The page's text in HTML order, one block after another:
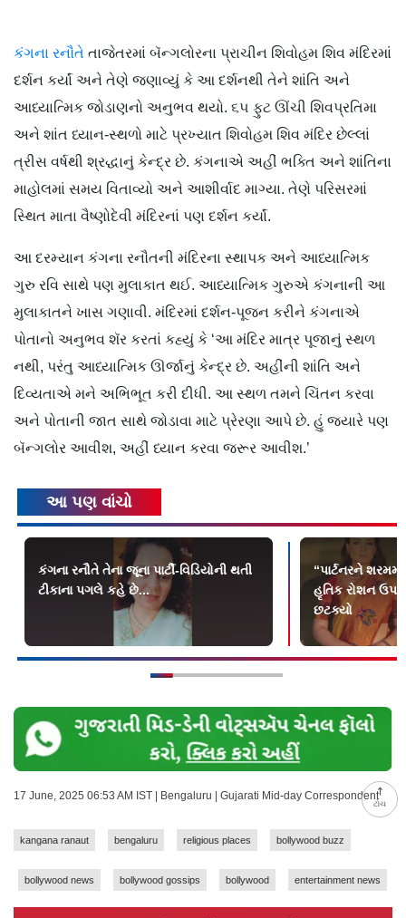
ટોચ
કંગના રનૌતે તાજેતરમાં બૅન્ગલોરના પ્રાચીન શિવોહમ શિવ મંદિરમાં
દર્શન કર્યાં અને તેણે જણાવ્યું કે આ દર્શનથી તેને શાંતિ અને
આધ્યાત્મિક જોડાણનો અનુભવ થયો. ૬૫ ફુટ ઊંચી શિવપ્રતિમા
અને શાંત ધ્યાન-સ્થળો માટે પ્રખ્યાત શિવોહમ શિવ મંદિર છેલ્લાં
ત્રીસ વર્ષથી શ્રદ્ધાનું કેન્દ્ર છે. કંગનાએ અહીં ભક્તિ અને શાંતિના
માહોલમાં સમય વિતાવ્યો અને આશીર્વાદ માગ્યા. તેણે પરિસરમાં
સ્થિત માતા વૈષ્ણોદેવી મંદિરનાં પણ દર્શન કર્યાં.
આ દરમ્યાન કંગના રનૌતની મંદિરના સ્થાપક અને આધ્યાત્મિક
ગુરુ રવિ સાથે પણ મુલાકાત થઈ. આધ્યાત્મિક ગુરુએ કંગનાની આ
મુલાકાતને ખાસ ગણાવી. મંદિરમાં દર્શન-પૂજન કરીને કંગનાએ
પોતાનો અનુભવ શૅર કરતાં કહ્યું કે ‘આ મંદિર માત્ર પૂજાનું સ્થળ
નથી, પરંતુ આધ્યાત્મિક ઊર્જાનું કેન્દ્ર છે. અહીંની શાંતિ અને
દિવ્યતાએ મને અભિભૂત કરી દીધી. આ સ્થળ તમને ચિંતન કરવા
અને પોતાની જાત સાથે જોડાવા માટે પ્રેરણા આપે છે. હું જ્યારે પણ
બૅન્ગલોર આવીશ, અહીં ધ્યાન કરવા જરૂર આવીશ.’
આ પણ વાંચો
કંગના રનૌતે તેના જૂના પાર્ટી-વિડિયોની થતી
ટીકાના પગલે કહે છે...
“પાર્ટનરને
હૃતિક રોશન ઉપર
છટક્યો
17 June, 2025 06:53 AM IST | Bengaluru | Gujarati Mid-day Correspondent
kangana ranaut bengaluru religious places bollywood buzz
bollywood news bollywood gossips bollywood entertainment news